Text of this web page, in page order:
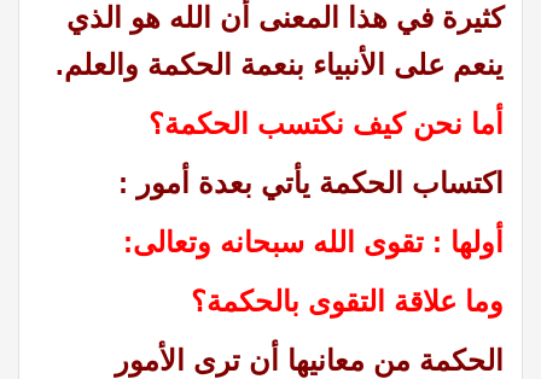
كثيرة في هذا المعنى أن الله هو الذي
ينعم على الأنبياء بنعمة الحكمة والعلم.
أما نحن كيف نكتسب الحكمة؟
اكتساب الحكمة يأتي بعدة أمور :
أولها : تقوى الله سبحانه وتعالى:
وما علاقة التقوى بالحكمة؟
الحكمة من معانيها أن ترى الأمور